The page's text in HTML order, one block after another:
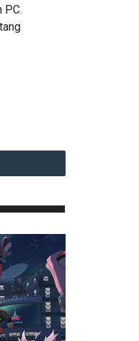
PC.